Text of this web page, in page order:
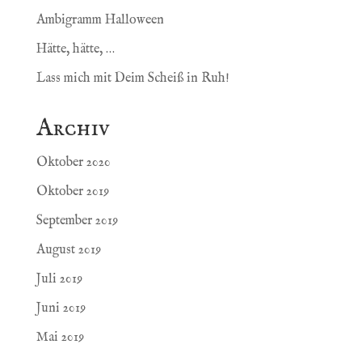
Ambigramm Halloween
Hätte, hätte, …
Lass mich mit Deim Scheiß in Ruh!
Archiv
Oktober 2020
Oktober 2019
September 2019
August 2019
Juli 2019
Juni 2019
Mai 2019